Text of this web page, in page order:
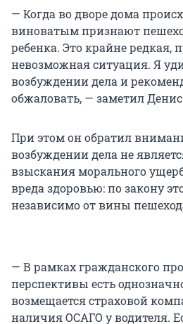
— Когда во дворе дома
виноватым признают
ребенка. Это крайне редкая,
невозможная ситуация. Я
возбуждении дела и
обжаловать, — заметил
При этом он обратил
возбуждении дела не
взыскания морального
вреда здоровью: по закону
независимо от вины
— В рамках гражданского
перспективы есть
возмещается страховой
наличия ОСАГО у водителя.